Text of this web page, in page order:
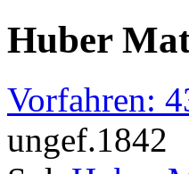
Huber
Vorfahren:
ungef.1842